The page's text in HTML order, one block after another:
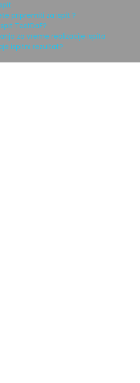
pripremiti za ispit ?
TestDaF?
za vreme realizacije ispita
ispitni rezultat?